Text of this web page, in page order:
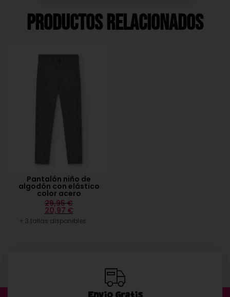
Productos Relacionados
Pantalón niño de
algodón con elástico
color acero
29,95€
20,97 €
+ 3 tallas disponibles